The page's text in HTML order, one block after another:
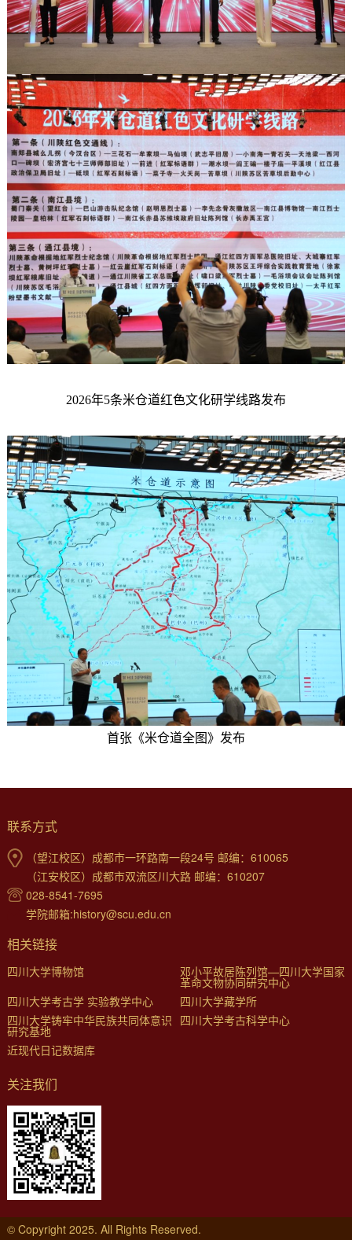
2026年5条米仓道红色文化研学线路发布
首张《米仓道全图》发布
联系方式
（望江校区）成都市一环路南一段24号 邮编：610065
（江安校区）成都市双流区川大路 邮编：610207
028-8541-7695
学院邮箱:history@scu.edu.cn
相关链接
四川大学博物馆 邓小平故居陈列馆—四川大学国家
革命文物协同研究中心
四川大学考古学 实验教学中心
四川大学藏学所
四川大学铸牢中华民族共同体意识
研究基地
四川大学考古科学中心
近现代日记数据库
关注我们
© Copyright 2025. All Rights Reserved.